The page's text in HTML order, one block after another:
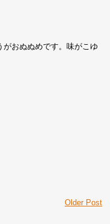
おぬぬめです。味がこゆ
Older Post